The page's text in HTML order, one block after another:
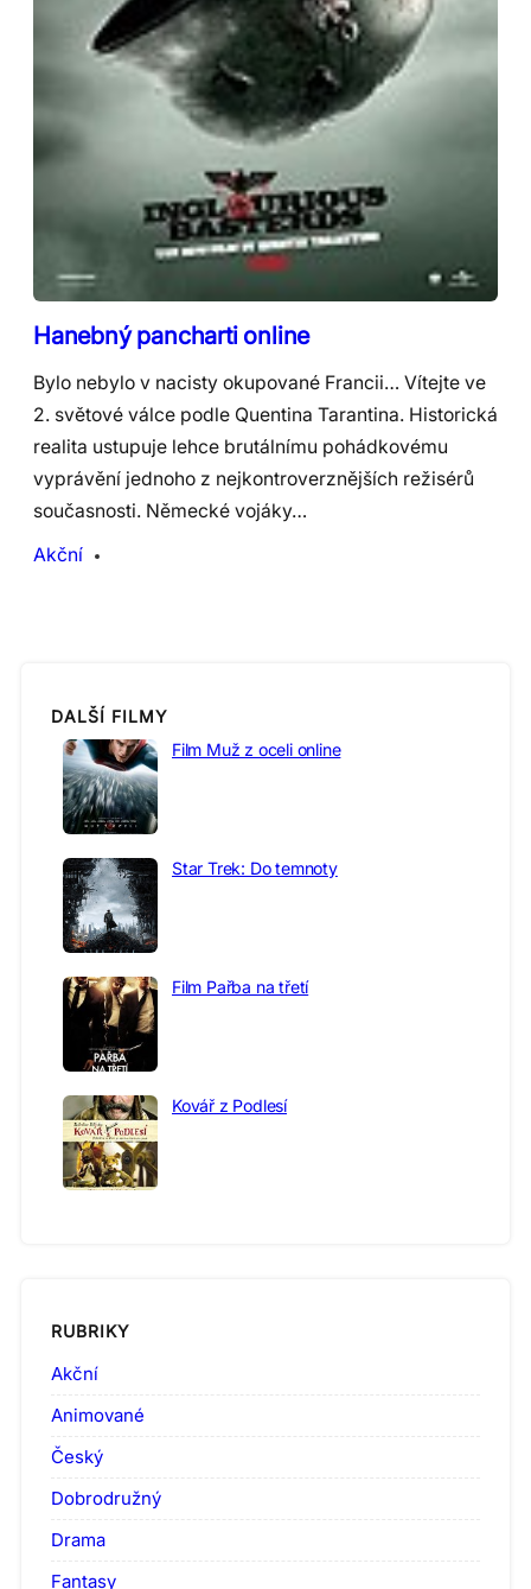
Hanebný pancharti online
Bylo nebylo v nacisty okupované Francii… Vítejte ve
2. světové válce podle Quentina Tarantina. Historická
realita ustupuje lehce brutálnímu pohádkovému
vyprávění jednoho z nejkontroverznějších režisérů
současnosti. Německé vojáky…
Akční
DALŠÍ FILMY
Film Muž z oceli online
Star Trek: Do temnoty
Film Pařba na třetí
Kovář z Podlesí
RUBRIKY
Akční
Animované
Český
Dobrodružný
Drama
Fantasy